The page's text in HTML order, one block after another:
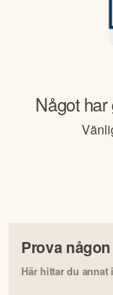
Något har
Prova
Här hittar du